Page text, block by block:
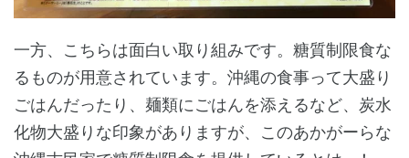
一方、こちらは面白い取り組みです。糖質制限食な
るものが用意されています。沖縄の食事って大盛り
ごはんだったり、麺類にごはんを添えるなど、炭水
化物大盛りな印象がありますが、このあかがーらな